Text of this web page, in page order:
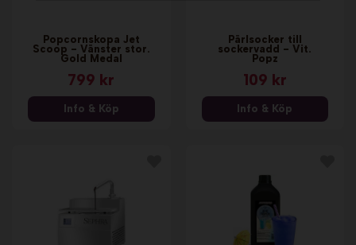
Popcornskopa Jet
Scoop - Vänster stor.
Gold Medal
799 kr
Info & Köp
Pärlsocker till
sockervadd - Vit.
Popz
109 kr
Info & Köp